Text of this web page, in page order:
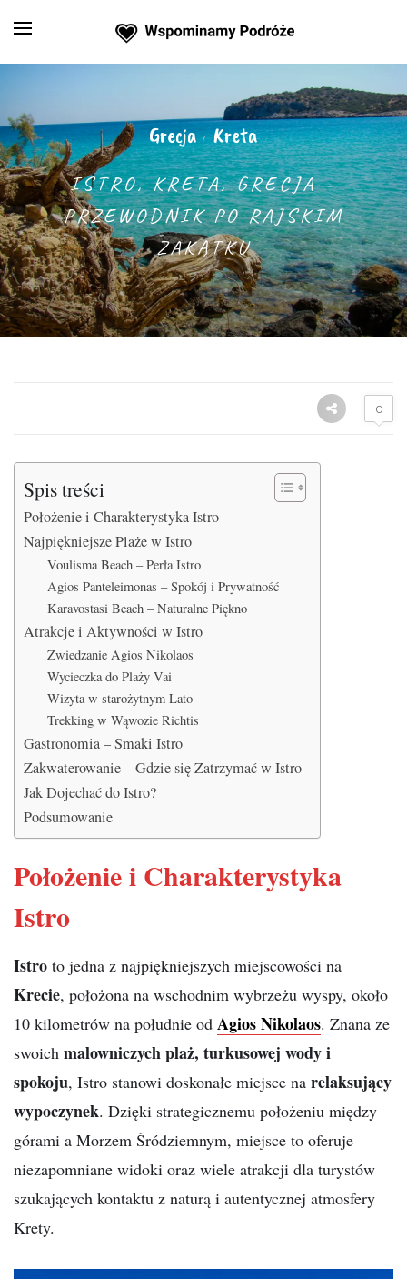
Grecja / Kreta
ISTRO, KRETA, GRECJA –
PRZEWODNIK PO RAJSKIM
ZAKĄTKU
0
Spis treści
Położenie i Charakterystyka Istro
Najpiękniejsze Plaże w Istro
Voulisma Beach – Perła Istro
Agios Panteleimonas – Spokój i Prywatność
Karavostasi Beach – Naturalne Piękno
Atrakcje i Aktywności w Istro
Zwiedzanie Agios Nikolaos
Wycieczka do Plaży Vai
Wizyta w starożytnym Lato
Trekking w Wąwozie Richtis
Gastronomia – Smaki Istro
Zakwaterowanie – Gdzie się Zatrzymać w Istro
Jak Dojechać do Istro?
Podsumowanie
Położenie i Charakterystyka
Istro
Istro to jedna z najpiękniejszych miejscowości na
Krecie, położona na wschodnim wybrzeżu wyspy, około
10 kilometrów na południe od Agios Nikolaos. Znana ze
swoich malowniczych plaż, turkusowej wody i
spokoju, Istro stanowi doskonałe miejsce na relaksujący
wypoczynek. Dzięki strategicznemu położeniu między
górami a Morzem Śródziemnym, miejsce to oferuje
niezapomniane widoki oraz wiele atrakcji dla turystów
szukających kontaktu z naturą i autentycznej atmosfery
Krety.